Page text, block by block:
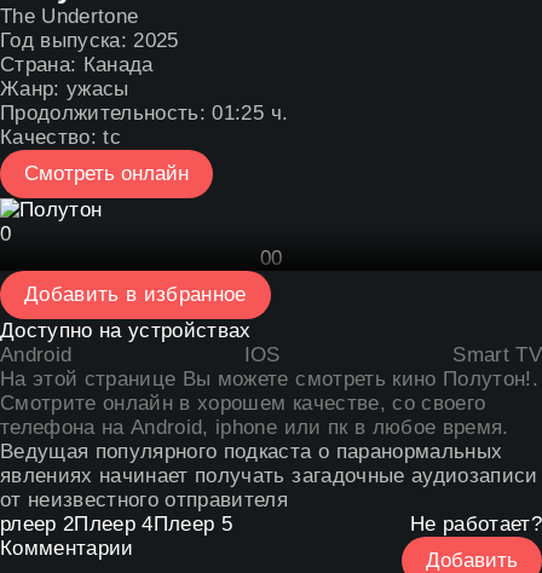
The Undertone
Год выпуска: 2025
Страна: Канада
Жанр: ужасы
Продолжительность: 01:25 ч.
Качество: tc
Смотреть онлайн
0
00
Добавить в избранное
Доступно на устройствах
Android
IOS
Smart TV
На этой странице Вы можетесмотреть кино Полутон!.
Смотрите онлайн в хорошем качестве, со своего
телефона на Android, iphone или пк в любое время.
Ведущая популярного подкаста о паранормальных
явлениях начинает получать загадочные аудиозаписи
от неизвестного отправителя
рлеер 2Плеер 4Плеер 5
Не работает?
Комментарии
Добавить